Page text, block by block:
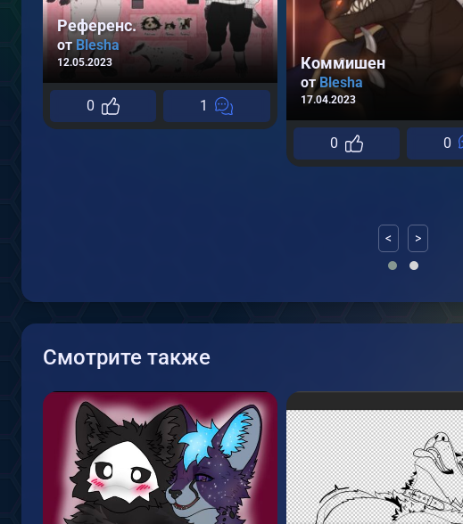
Референс.
отBlesha
12.05.2023
0 1
Коммишен
отBlesha
17.04.2023
0 0
< >
Смотрите также